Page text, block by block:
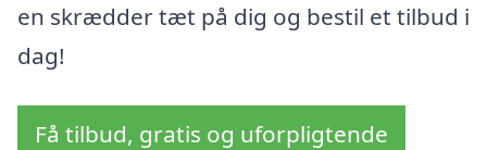
en skrædder tæt på dig og bestil et tilbud i
dag!
Få tilbud, gratis og uforpligtende